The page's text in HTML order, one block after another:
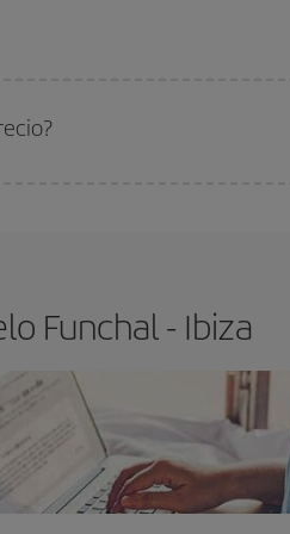
Funchal - Ibiza